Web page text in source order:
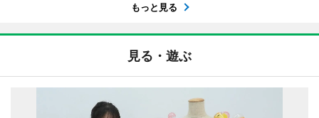
もっと見る
見る・遊ぶ